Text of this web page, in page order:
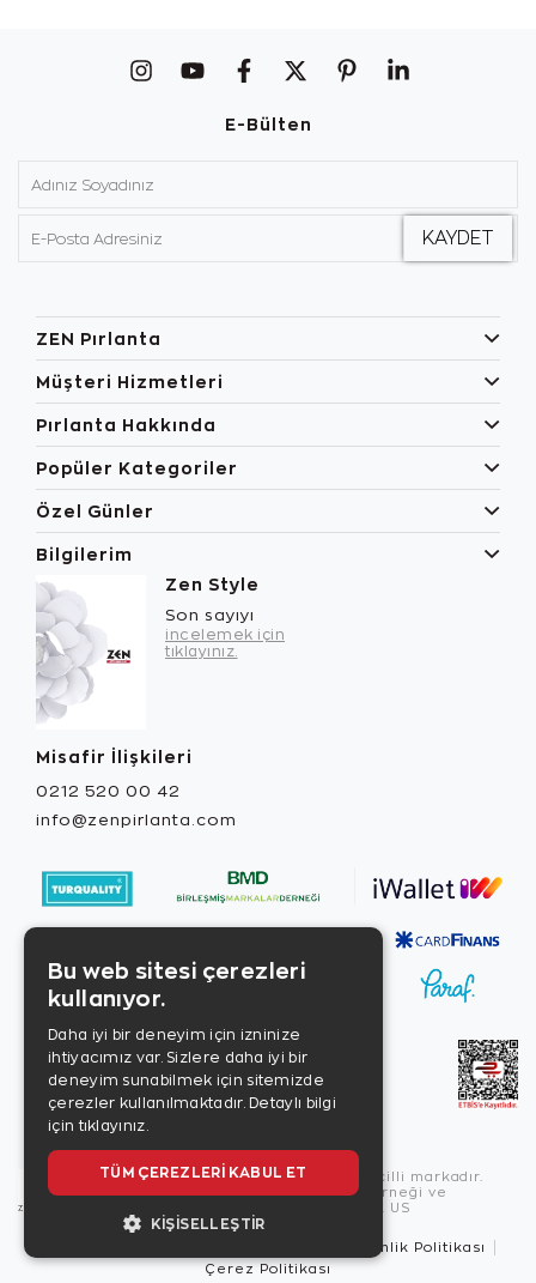
E-Bülten
ZEN Pırlanta
Müşteri Hizmetleri
Pırlanta Hakkında
Popüler Kategoriler
Özel Günler
Bilgilerim
Zen Style
Son sayıyı
incelemek için
tıklayınız.
Misafir İlişkileri
0212 520 00 42
info@zenpirlanta.com
Copyright © 2026, Zen Diamond tescilli markadır.
Zen Diamond Birleşmiş Markalar Derneği ve
Turquality Destek Programı üyesidir. US
Güvenlik Politikası
Çerez Politikası
Bu web sitesi çerezleri
kullanıyor.
Daha iyi bir deneyim için izninize
ihtiyacımız var. Sizlere daha iyi bir
deneyim sunabilmek için sitemizde
çerezler kullanılmaktadır. Detaylı bilgi
için tıklayınız.
TÜM ÇEREZLERI KABUL ET
KIŞISELLEŞTIR